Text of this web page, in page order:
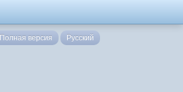
Полная версия Русский